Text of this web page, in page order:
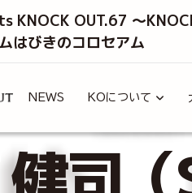
KNOCK OUT.67 ～
はびきのコロセアム
NEWS KOについて